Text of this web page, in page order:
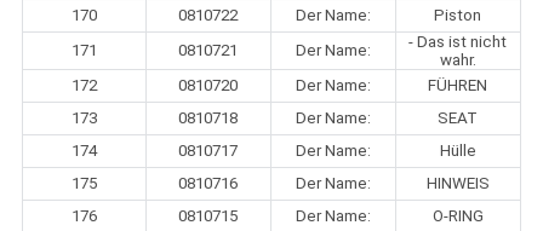
170
0810722 Der Name:
Piston
171
0810721 Der Name:
- Das ist nicht
wahr.
172
0810720 Der Name:
FÜHREN
173
0810718 Der Name:
SEAT
174
0810717 Der Name:
Hülle
175
0810716 Der Name:
HINWEIS
176
0810715 Der Name: O-RING